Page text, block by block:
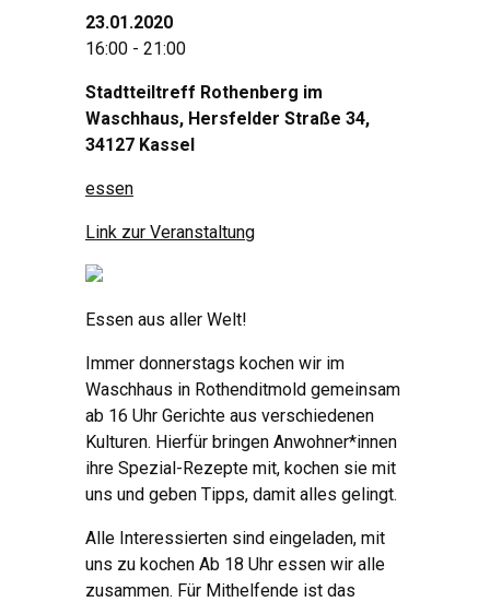
23.01.2020
16:00 - 21:00
Stadtteiltreff Rothenberg im
Waschhaus, Hersfelder Straße 34,
34127 Kassel
essen
Link zur Veranstaltung
Essen aus aller Welt!
Immer donnerstags kochen wir im
Waschhaus in Rothenditmold gemeinsam
ab 16 Uhr Gerichte aus verschiedenen
Kulturen. Hierfür bringen Anwohner*innen
ihre Spezial-Rezepte mit, kochen sie mit
uns und geben Tipps, damit alles gelingt.
Alle Interessierten sind eingeladen, mit
uns zu kochen Ab 18 Uhr essen wir alle
zusammen. Für Mithelfende ist das